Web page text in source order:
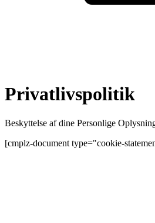
Privatlivspolitik
Beskyttelse af dine Personlige
[cmplz-document type="cookie-